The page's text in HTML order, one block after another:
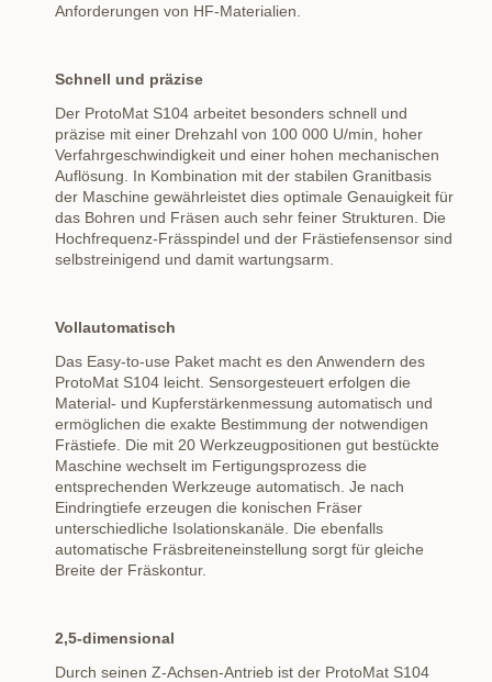
Anforderungen von HF-Materialien.
Schnell und präzise
Der ProtoMat S104 arbeitet besonders schnell und
präzise mit einer Drehzahl von 100 000 U/min, hoher
Verfahrgeschwindigkeit und einer hohen mechanischen
Auflösung. In Kombination mit der stabilen Granitbasis
der Maschine gewährleistet dies optimale Genauigkeit für
das Bohren und Fräsen auch sehr feiner Strukturen. Die
Hochfrequenz-Frässpindel und der Frästiefensensor sind
selbstreinigend und damit wartungsarm.
Vollautomatisch
Das Easy-to-use Paket macht es den Anwendern des
ProtoMat S104 leicht. Sensorgesteuert erfolgen die
Material- und Kupferstärkenmessung automatisch und
ermöglichen die exakte Bestimmung der notwendigen
Frästiefe. Die mit 20 Werkzeugpositionen gut bestückte
Maschine wechselt im Fertigungsprozess die
entsprechenden Werkzeuge automatisch. Je nach
Eindringtiefe erzeugen die konischen Fräser
unterschiedliche Isolationskanäle. Die ebenfalls
automatische Fräsbreiteneinstellung sorgt für gleiche
Breite der Fräskontur.
2,5-dimensional
Durch seinen Z-Achsen-Antrieb ist der ProtoMat S104